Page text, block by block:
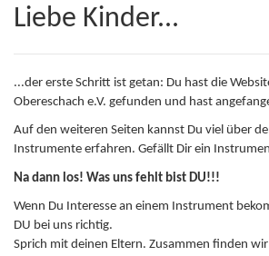
Liebe Kinder...
...der erste Schritt ist getan: Du hast die
Obereschach e.V. gefunden und hast
Auf den weiteren Seiten kannst Du viel über
Instrumente erfahren. Gefällt Dir ein
Na dann los! Was uns fehlt bist DU!!!
Wenn Du Interesse an einem Instrument
DU bei uns richtig.
Sprich mit deinen Eltern. Zusammen finden